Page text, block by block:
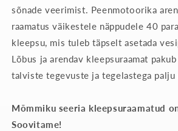
sõnade veerimist. Peenmotoorika
raamatus väikestele näppudele 40
kleepsu, mis tuleb täpselt asetada
Lõbus ja arendav kleepsuraamat
talviste tegevuste ja tegelastega palju
Mõmmiku seeria kleepsuraamatud
Soovitame!